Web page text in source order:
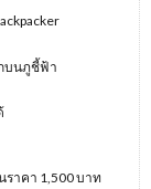
บนภูชี้ฟ้า
ราคา 1,500 บาท